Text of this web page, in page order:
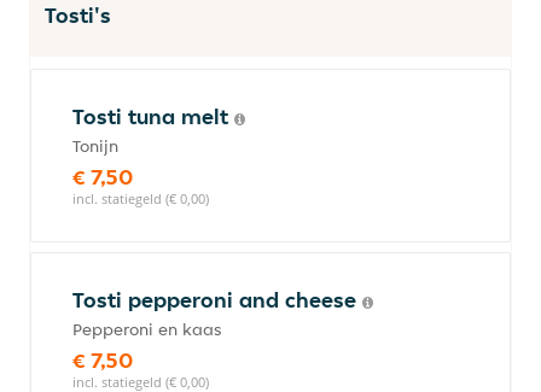
Tosti's
Tosti tuna melt
Tonijn
€ 7,50
incl. statiegeld (€ 0,00)
Tosti pepperoni and cheese
Pepperoni en kaas
€ 7,50
incl. statiegeld (€ 0,00)